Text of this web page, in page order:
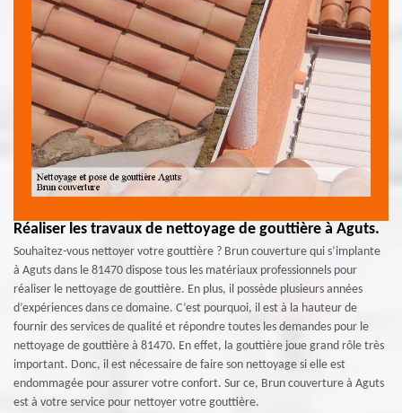
Réaliser les travaux de nettoyage de gouttière à Aguts.
Souhaitez-vous nettoyer votre gouttière ? Brun couverture qui s’implante
à Aguts dans le 81470 dispose tous les matériaux professionnels pour
réaliser le nettoyage de gouttière. En plus, il possède plusieurs années
d’expériences dans ce domaine. C’est pourquoi, il est à la hauteur de
fournir des services de qualité et répondre toutes les demandes pour le
nettoyage de gouttière à 81470. En effet, la gouttière joue grand rôle très
important. Donc, il est nécessaire de faire son nettoyage si elle est
endommagée pour assurer votre confort. Sur ce, Brun couverture à Aguts
est à votre service pour nettoyer votre gouttière.